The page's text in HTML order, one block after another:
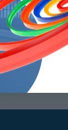
Doncaster
Teléfono:
Correo